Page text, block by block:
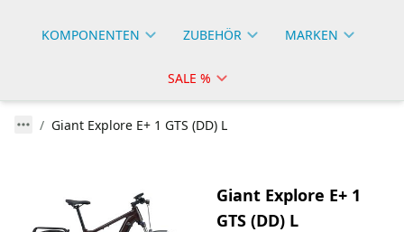
KOMPONENTEN ZUBEHÖR MARKEN
SALE %
Giant Explore E+ 1 GTS (DD) L
Giant Explore E+ 1
GTS (DD) L